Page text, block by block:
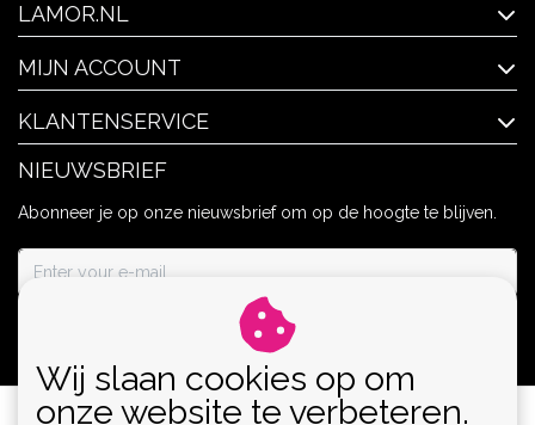
LAMOR.NL
MIJN ACCOUNT
KLANTENSERVICE
NIEUWSBRIEF
Abonneer je op onze nieuwsbrief om op de hoogte te blijven.
Wij slaan cookies op om
onze website te verbeteren.